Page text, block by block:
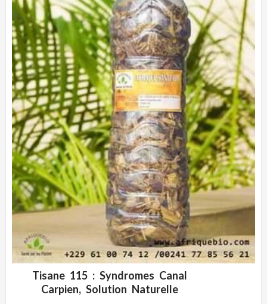
ADD WISHLIST
Tisane 115 : Syndromes Canal
Carpien, Solution Naturelle